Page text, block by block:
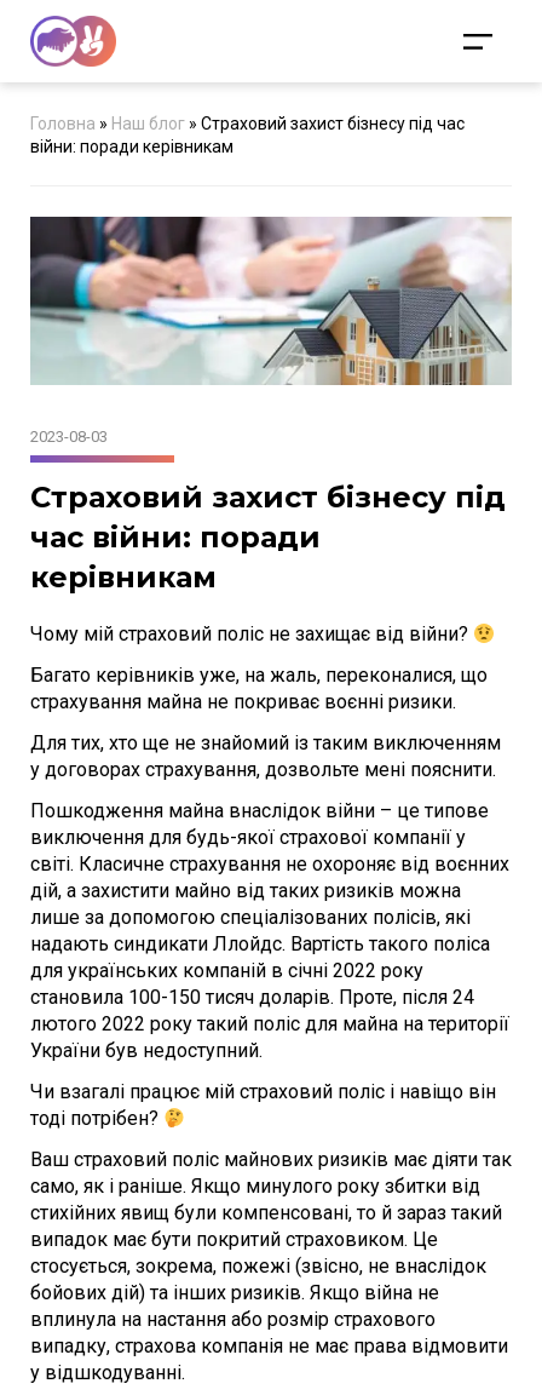
Головна » Наш блог » Страховий захист бізнесу під час
війни: поради керівникам
2023-08-03
Страховий захист бізнесу під
час війни: поради
керівникам
Чому мій страховий поліс не захищає від війни?
Багато керівників уже, на жаль, переконалися, що
страхування майна не покриває воєнні ризики.
Для тих, хто ще не знайомий із таким виключенням
у договорах страхування, дозвольте мені пояснити.
Пошкодження майна внаслідок війни – це типове
виключення для будь-якої страхової компанії у
світі. Класичне страхування не охороняє від воєнних
дій, а захистити майно від таких ризиків можна
лише за допомогою спеціалізованих полісів, які
надають синдикати Ллойдс. Вартість такого поліса
для українських компаній в січні 2022 року
становила 100-150 тисяч доларів. Проте, після 24
лютого 2022 року такий поліс для майна на території
України був недоступний.
Чи взагалі працює мій страховий поліс і навіщо він
тоді потрібен?
Ваш страховий поліс майнових ризиків має діяти так
само, як і раніше. Якщо минулого року збитки від
стихійних явищ були компенсовані, то й зараз такий
випадок має бути покритий страховиком. Це
стосується, зокрема, пожежі (звісно, не внаслідок
бойових дій) та інших ризиків. Якщо війна не
вплинула на настання або розмір страхового
випадку, страхова компанія не має права відмовити
у відшкодуванні.